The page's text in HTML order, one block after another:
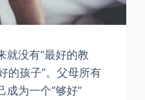
就没有“最好的教
的孩子”。父母所有
成为一个“够好”